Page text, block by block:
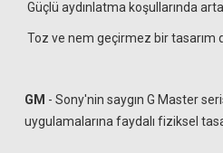
1.882,01 TL
Güçlü aydınlatma koşullarında
Toz ve nem geçirmez bir tasarım
GM - Sony'nin saygın G Master
uygulamalarına faydalı fiziksel